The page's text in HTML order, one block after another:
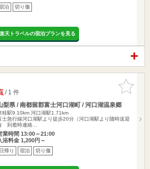
泊 切り傷
楽天トラベルの宿泊プランを見る
お気に入
りに追加
/ 1 件
梨県 / 南都留郡富士河口湖町 / 河口湖温泉郷
桂駅9.10km 河口湖駅1.71km
士急行線河口湖駅より徒歩20分（河口湖駅より随時送迎
到着時連絡…
業時間 13:00～21:00
浴料金 1,200円～
日帰り 宿泊 切り傷